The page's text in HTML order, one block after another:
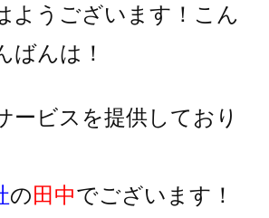
ようございます！こん
ばんは！
ービスを提供しており
の田中でございます！